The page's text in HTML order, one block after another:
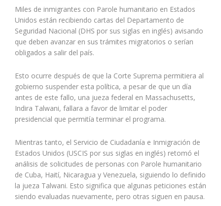
Miles de inmigrantes con Parole humanitario en Estados
Unidos están recibiendo cartas del Departamento de
Seguridad Nacional (DHS por sus siglas en inglés) avisando
que deben avanzar en sus trámites migratorios o serían
obligados a salir del país.
Esto ocurre después de que la Corte Suprema permitiera al
gobierno suspender esta política, a pesar de que un día
antes de este fallo, una jueza federal en Massachusetts,
Indira Talwani, fallara a favor de limitar el poder
presidencial que permitía terminar el programa.
Mientras tanto, el Servicio de Ciudadanía e Inmigración de
Estados Unidos (USCIS por sus siglas en inglés) retomó el
análisis de solicitudes de personas con Parole humanitario
de Cuba, Haití, Nicaragua y Venezuela, siguiendo lo definido
la jueza Talwani. Esto significa que algunas peticiones están
siendo evaluadas nuevamente, pero otras siguen en pausa.